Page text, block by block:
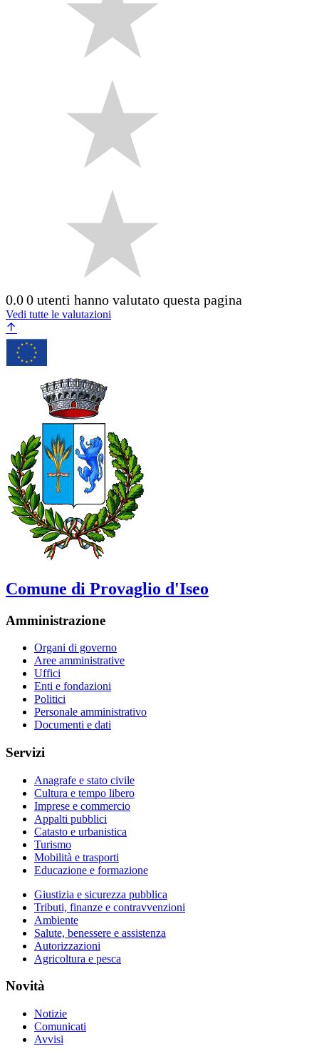
0.00 utenti hanno valutato questa pagina
Vedi tutte le valutazioni
Comune di Provaglio d'Iseo
Amministrazione
Organi di governo
Aree amministrative
Uffici
Enti e fondazioni
Politici
Personale amministrativo
Documenti e dati
Servizi
Anagrafe e stato civile
Cultura e tempo libero
Imprese e commercio
Appalti pubblici
Catasto e urbanistica
Turismo
Mobilità e trasporti
Educazione e formazione
Giustizia e sicurezza pubblica
Tributi, finanze e contravvenzioni
Ambiente
Salute, benessere e assistenza
Autorizzazioni
Agricoltura e pesca
Novità
Notizie
Comunicati
Avvisi